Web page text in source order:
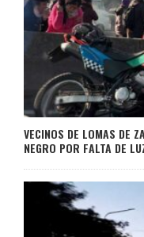
VECINOS DE LOMAS DE
NEGRO POR FALTA DE